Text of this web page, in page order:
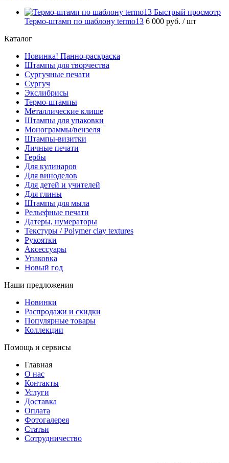
Быстрый просмотр
Термо-штамп по шаблону termo13 6 000 руб. / шт
Каталог
Новинка! Панно-раскраска
Штампы для творчества
Сургучные печати
Сургуч
Экслибрисы
Термо-штампы
Металлические клише
Штампы для упаковки
Монограммы/вензеля
Штампы-визитки
Личные печати
Гербы
Для кулинаров
Для виноделов
Для детей и учителей
Для глины
Штампы для мыла
Рельефные печати
Датеры, нумераторы
Текстуры / Polymer clay textures
Рукоятки
Аксессуары
Упаковка
Новый год
Наши предложения
Новинки
Распродажи и скидки
Популярные товары
Коллекции
Помощь и сервисы
Главная
О нас
Контакты
Услуги
Доставка
Оплата
Фотогалерея
Статьи
Сотрудничество